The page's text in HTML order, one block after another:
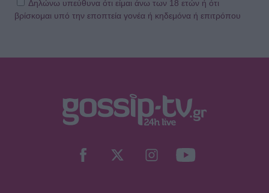
SHOWBIZ
πόζες με κόκκινο μαγιό
Άννα Βίσση: Πάντα ένα βήμα
καλοκαιρινό αξεσουάρ!
Δηλώνω υπεύθυνα ότι είμαι άνω των 18 ετών ή ότι
βρίσκομαι υπό την εποπτεία γονέα ή κηδεμόνα ή επιτρόπου